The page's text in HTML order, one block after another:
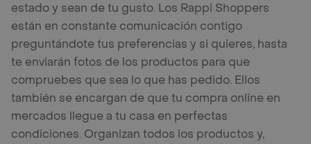
estado y sean de tu gusto. Los Rappi Shoppers
están en constante comunicación contigo
preguntándote tus preferencias y si quieres, hasta
te enviarán fotos de los productos para que
compruebes que sea lo que has pedido. Ellos
también se encargan de que tu compra online en
mercados llegue a tu casa en perfectas
condiciones. Organizan todos los productos y,